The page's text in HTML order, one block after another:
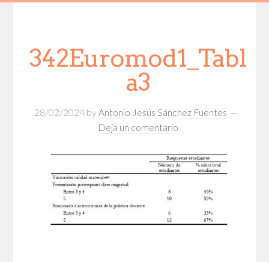
342Euromod1_Tabl
a3
28/02/2024 by Antonio Jesús Sánchez Fuentes
Deja un comentario